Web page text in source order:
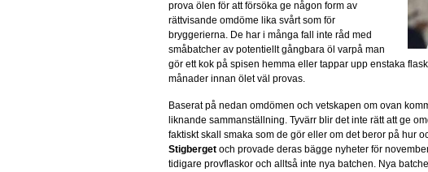
prova ölen för att försöka ge någon form av
rättvisande omdöme lika svårt som för
bryggerierna. De har i många fall inte råd med
småbatcher av potentiellt gångbara öl varpå man
gör ett kok på spisen hemma eller tappar upp enstaka
månader innan ölet väl provas.
Baserat på nedan omdömen och vetskapen om ovan
liknande sammanställning. Tyvärr blir det inte rätt att ge
faktiskt skall smaka som de gör eller om det beror på hur
Stigberget och provade deras bägge nyheter för
tidigare provflaskor och alltså inte nya batchen. Nya